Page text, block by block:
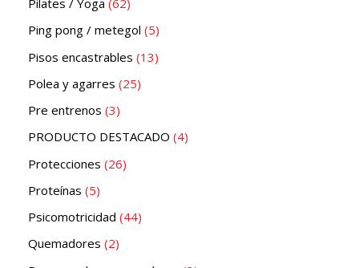
Pilates / Yoga 62
Ping pong / metegol 5
Pisos encastrables 13
Polea y agarres 25
Pre entrenos 3
PRODUCTO DESTACADO 4
Protecciones 26
Proteínas 5
Psicomotricidad 44
Quemadores 2